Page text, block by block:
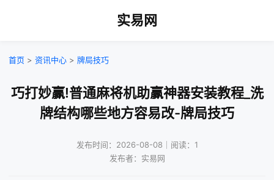
实易网
首页 > 资讯中心 > 牌局技巧
巧打妙赢!普通麻将机助赢神器安装教程_洗
牌结构哪些地方容易改-牌局技巧
发布时间：2026-08-08｜阅读：1
发布者：实易网